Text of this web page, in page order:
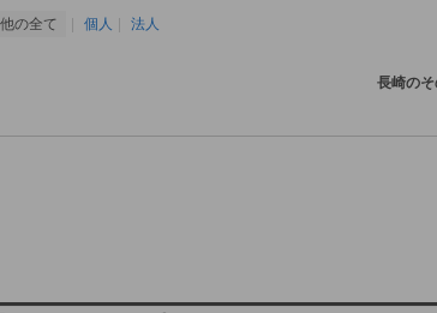
の全て 個人 法人
長崎の